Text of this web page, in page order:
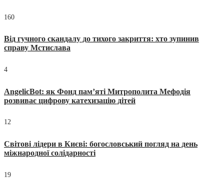
160
Від гучного скандалу до тихого закриття: хто зупинив
справу Мстислава
4
AngelicBot: як Фонд пам’яті Митрополита Мефодія
розвиває цифрову катехизацію дітей
12
Світові лідери в Києві: богословський погляд на день
міжнародної солідарності
19